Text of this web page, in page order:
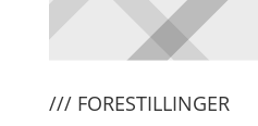
/// FORESTILLINGER